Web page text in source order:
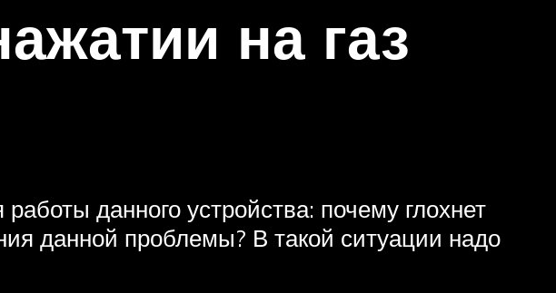
на газ
данного устройства: почему глохнет
данной проблемы? В такой ситуации надо